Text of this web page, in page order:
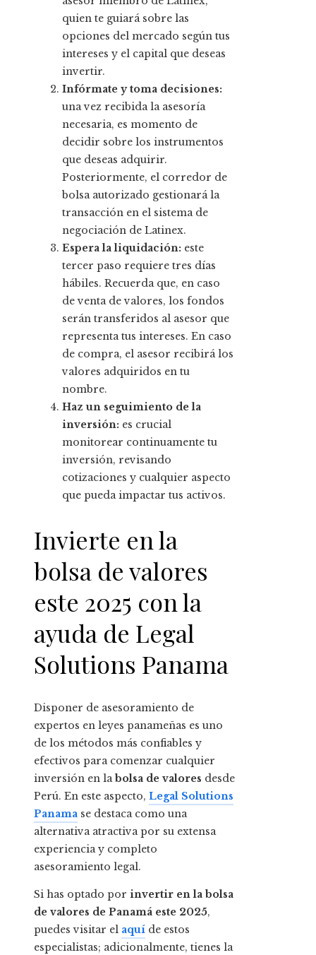
quien te guiará sobre las
opciones del mercado según tus
intereses y el capital que deseas
invertir.
Infórmate y toma decisiones:
una vez recibida la asesoría
necesaria, es momento de
decidir sobre los instrumentos
que deseas adquirir.
Posteriormente, el corredor de
bolsa autorizado gestionará la
transacción en el sistema de
negociación de Latinex.
Espera la liquidación: este
tercer paso requiere tres días
hábiles. Recuerda que, en caso
de venta de valores, los fondos
serán transferidos al asesor que
representa tus intereses. En caso
de compra, el asesor recibirá los
valores adquiridos en tu
nombre.
Haz un seguimiento de la
inversión: es crucial
monitorear continuamente tu
inversión, revisando
cotizaciones y cualquier aspecto
que pueda impactar tus activos.
Invierte en la
bolsa de valores
este 2025 con la
ayuda de Legal
Solutions Panama
Disponer de asesoramiento de
expertos en leyes panameñas es uno
de los métodos más confiables y
efectivos para comenzar cualquier
inversión en labolsa de valores desde
Perú. En este aspecto, Legal Solutions
Panama se destaca como una
alternativa atractiva por su extensa
experiencia y completo
asesoramiento legal.
Si has optado por invertir en la bolsa
de valores de Panamá este 2025,
puedes visitar el aquí de estos
especialistas; adicionalmente, tienes la